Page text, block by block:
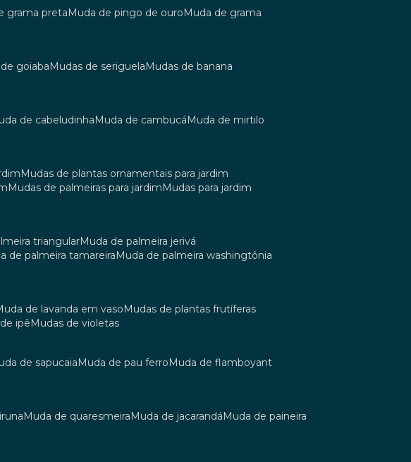
grama preta muda de pingo de ouro
muda de grama
de goiaba mudas de seriguela
mudas de banana
muda de cabeludinha muda de cambucá
muda de mirtilo
mudas de plantas ornamentais para jardim
mudas de palmeiras para jardim
mudas para jardim
triangular
muda de palmeira jerivá
de palmeira tamareira
muda de palmeira washingtônia
muda de lavanda em vaso
mudas de plantas frutíferas
de ipê
mudas de violetas
muda de sapucaia muda de pau ferro
muda de flamboyant
muda de quaresmeira muda de jacarandá
muda de paineira